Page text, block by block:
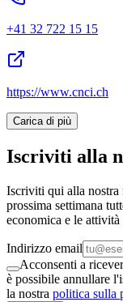
+41 32 722 15 15
https://www.cnci.ch
Carica di più
Iscriviti alla
Iscriviti qui alla nostra
prossima settimana
economica e le attività
Indirizzo email
Acconsenti a
è possibile annullare
la nostra politica sulla